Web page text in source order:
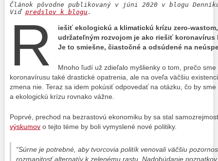
Článok pôvodne publikovaný v júni 2020 v blogu
Viď predslov k blogu .
R
iešiť ekologickú a klimatickú krízu zero-
udržateľným rozvojom je ako riešiť koronavírus
Je to smiešne, čiastočné a odsúdené na
Mnoho ľudí už zdieľalo myšlienky o tom, prečo
koronavírusu také drastické opatrenia, ale na oveľa väčšiu
zmena nie. Teraz sa idem pokúsiť odpovedať na otázku, čo by
a ekologickú krízu rovnako vážne.
Poprvé, prechod na bezrastovú ekonomiku by sa stal
výskumov o tejto téme by boli vymyslené nové politiky.
“Súrne je potrebné, aby tvorcovia politík venovali väčšiu
rozmanitosť alternatív k zelenému rastu. Nadobúdanie